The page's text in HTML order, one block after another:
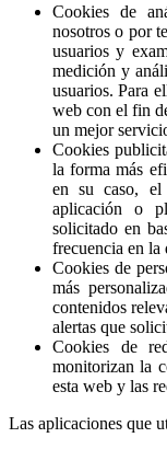
Cookies de
nosotros o por
usuarios y
medición y
usuarios. Para
web con el fin
un mejor
Cookies
la forma más
en su caso,
aplicación o
solicitado en
frecuencia en la
Cookies de
más
contenidos
alertas que
Cookies de
monitorizan la
esta web y las
Las aplicaciones que